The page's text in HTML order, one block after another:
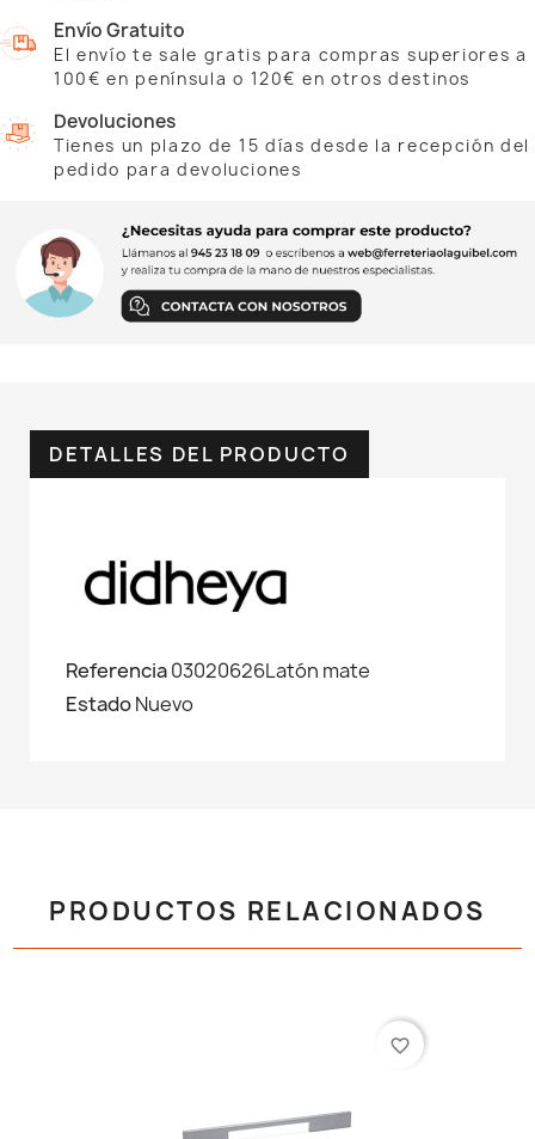
Envío Gratuito
El envío te sale gratis para compras superiores a
100€ en península o 120€ en otros destinos
Devoluciones
Tienes un plazo de 15 días desde la recepción del
pedido para devoluciones
DETALLES DEL PRODUCTO
Referencia03020626Latón mate
EstadoNuevo
PRODUCTOS RELACIONADOS
favorite_border